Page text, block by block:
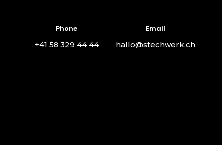
Phone
+41 58 329 44 44
Email
hallo@stechwerk.ch